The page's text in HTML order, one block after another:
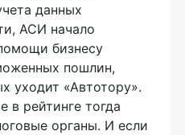
данных
АСИ начало
бизнесу
пошлин,
уходит «Автотору».
в рейтинге тогда
органы. И если